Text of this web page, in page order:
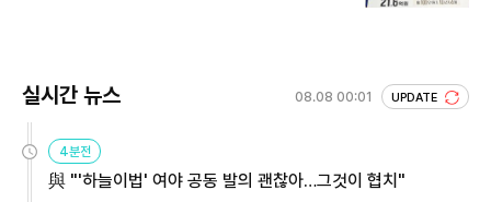
실시간 뉴스 08.08 00:01 UPDATE
4분전
與 "'하늘이법' 여야 공동 발의 괜찮아…그것이 협치"